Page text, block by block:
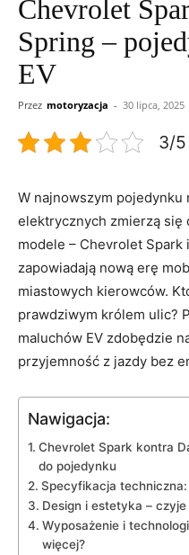
Chevrolet
Spring –
EV
Przez motoryzacja - 30 lipca, 2025
3/
W najnowszym pojedynku⁢
elektrycznych‌ zmierzą się
⁤modele⁤ – Chevrolet Spark
zapowiadają⁣ nową erę
miastowych kierowców.​
prawdziwym⁤ królem ulic?
maluchów​ EV zdobędzie
przyjemność z ​jazdy bez
Nawigacja:
Chevrolet ⁢Spark kontra
do ‍pojedynku
Specyfikacja techniczna:
Design i estetyka‍ –
Wyposażenie ‌i​
więcej?